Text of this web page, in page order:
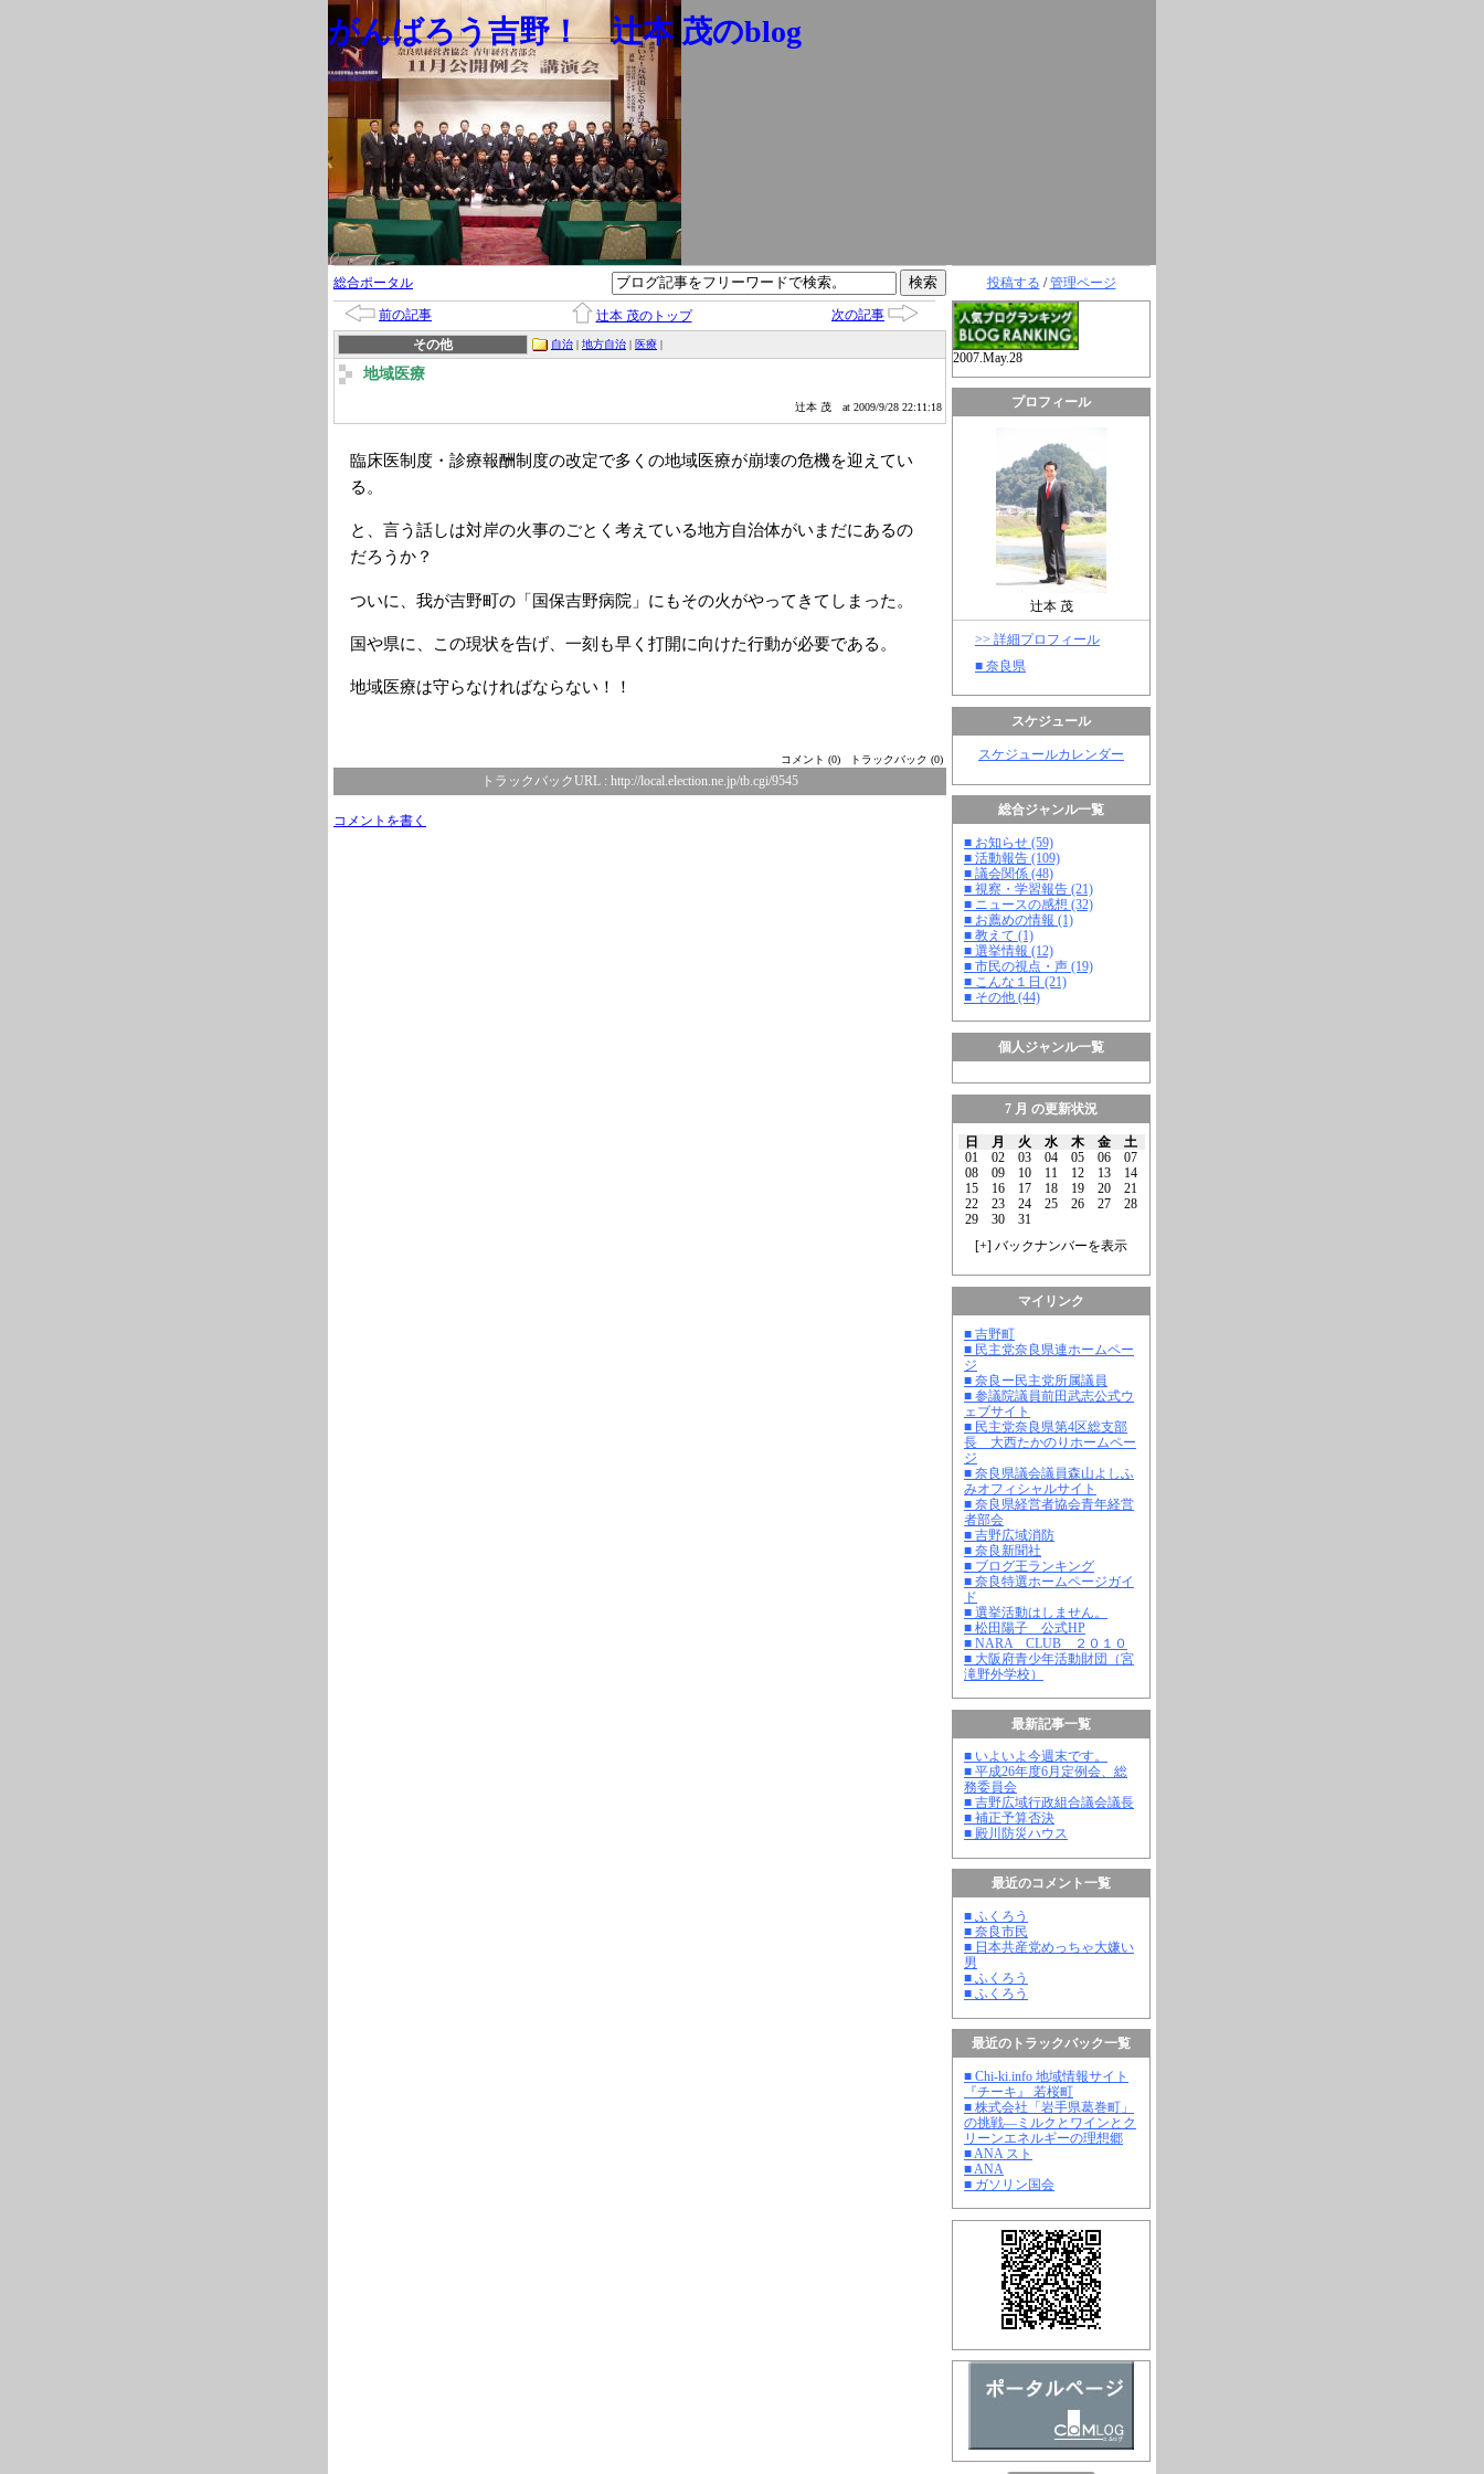
がんばろう吉野！ 辻本 茂のblog
投稿する /管理ページ
2007.May.28
プロフィール
辻本 茂
>> 詳細プロフィール
■ 奈良県
スケジュール
スケジュールカレンダー
総合ジャンル一覧
■ お知らせ (59)
■ 活動報告 (109)
■ 議会関係 (48)
■ 視察・学習報告 (21)
■ ニュースの感想 (32)
■ お薦めの情報 (1)
■ 教えて (1)
■ 選挙情報 (12)
■ 市民の視点・声 (19)
■ こんな１日 (21)
■ その他 (44)
個人ジャンル一覧
7 月 の更新状況
日 月 火 水 木 金
土
01
02 03 04 05 06
07
08
09 10 11 12 13
14
15
16 17 18 19 20
21
22
23 24 25 26 27
28
29
30
31
[+] バックナンバーを表示
マイリンク
■ 吉野町
■ 民主党奈良県連ホームペー
ジ
■ 奈良ー民主党所属議員
■ 参議院議員前田武志公式ウ
ェブサイト
■ 民主党奈良県第4区総支部
長 大西たかのりホームペー
ジ
■ 奈良県議会議員森山よしふ
みオフィシャルサイト
■ 奈良県経営者協会青年経営
者部会
■ 吉野広域消防
■ 奈良新聞社
■ ブログ王ランキング
■ 奈良特選ホームページガイ
ド
■ 選挙活動はしません。
■ 松田陽子 公式HP
■ NARA CLUB ２０１０
■ 大阪府青少年活動財団（宮
滝野外学校）
最新記事一覧
■ いよいよ今週末です。
■ 平成26年度6月定例会、総
務委員会
■ 吉野広域行政組合議会議長
■ 補正予算否決
■ 殿川防災ハウス
最近のコメント一覧
■ ふくろう
■ 奈良市民
■ 日本共産党めっちゃ大嫌い
男
■ ふくろう
■ ふくろう
最近のトラックバック一覧
■ Chi-ki.info 地域情報サイト
『チーキ』 若桜町
■ 株式会社「岩手県葛巻町」
の挑戦―ミルクとワインとク
リーンエネルギーの理想郷
■ ANA スト
■ ANA
■ ガソリン国会
総合ポータル
前の記事 辻本 茂のトップ
次の記事
その他
自治 | 地方自治 | 医療 |
地域医療
辻本 茂 at 2009/9/28 22:11:18
臨床医制度・診療報酬制度の改定で多くの地域医療が崩壊の危機を迎えてい
る。
と、言う話しは対岸の火事のごとく考えている地方自治体がいまだにあるの
だろうか？
ついに、我が吉野町の「国保吉野病院」にもその火がやってきてしまった。
国や県に、この現状を告げ、一刻も早く打開に向けた行動が必要である。
地域医療は守らなければならない！！
コメント (0) トラックバック (0)
トラックバックURL : http://local.election.ne.jp/tb.cgi/9545
コメントを書く